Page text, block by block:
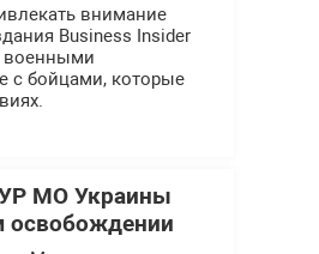
внимание
Business Insider
военными
с бойцами, которые
МО Украины
освобождении